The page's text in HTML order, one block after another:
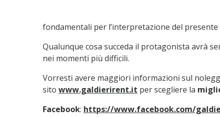
fondamentali per l’interpretazione del presente
Qualunque cosa succeda il protagonista avrà
nei momenti più difficili.
Vorresti avere maggiori informazioni sul
sito www.galdierirent.it per scegliere la
Facebook: https://www.facebook.com/